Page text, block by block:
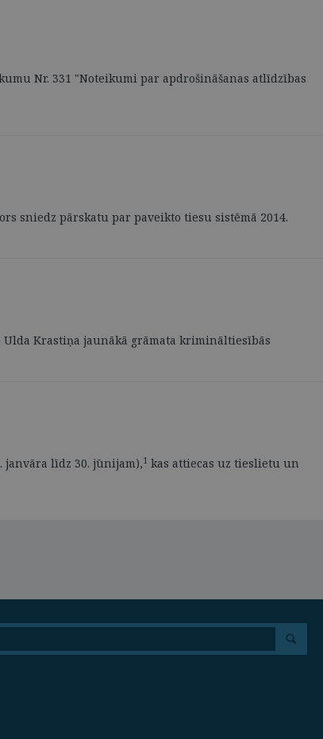
Nr. 331 "Noteikumi par apdrošināšanas atlīdzības
sniedz pārskatu par paveikto tiesu sistēmā 2014.
Krastiņa jaunākā grāmata krimināltiesībās
janvāra līdz 30. jūnijam),1 kas attiecas uz tieslietu un